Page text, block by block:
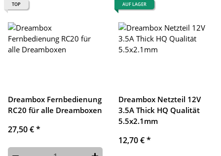
TOP
Dreambox Fernbedienung
RC20 für alle Dreamboxen
27,50 €*
AUF LAGER
Dreambox Netzteil 12V
3.5A Thick HQ Qualität
5.5x2.1mm
12,70 €*